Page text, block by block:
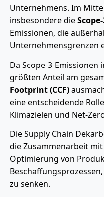
Unternehmens. Im
insbesondere die
Emissionen, die
Unternehmensgrenzen
Da Scope-3-
größten Anteil am
Footprint (CCF)
eine entscheidende
Klimazielen und Net-
Die Supply Chain
die Zusammenarbeit
Optimierung von
zu senken.